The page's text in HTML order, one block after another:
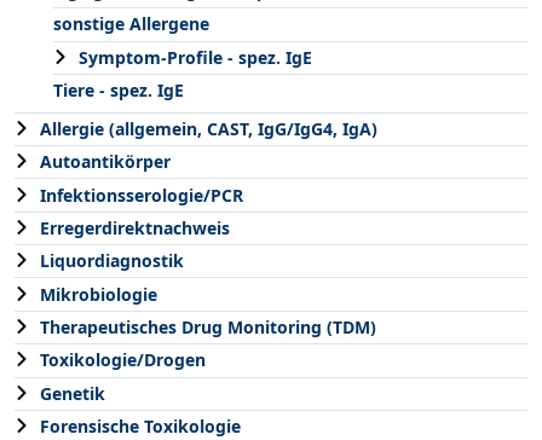
sonstige Allergene
Symptom-Profile - spez. IgE
Tiere - spez. IgE
Allergie (allgemein, CAST, IgG/IgG4, IgA)
Autoantikörper
Infektionsserologie/PCR
Erregerdirektnachweis
Liquordiagnostik
Mikrobiologie
Therapeutisches Drug Monitoring (TDM)
Toxikologie/Drogen
Genetik
Forensische Toxikologie